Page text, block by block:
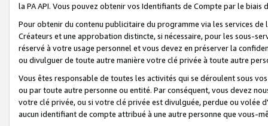
la PA API. Vous pouvez obtenir vos Identifiants de Compte par le biais
Pour obtenir du contenu publicitaire du programme via les services
Créateurs et une approbation distincte, si nécessaire, pour les sous-
réservé à votre usage personnel et vous devez en préserver la
ou divulguer de toute autre manière votre clé privée à toute autre
Vous êtes responsable de toutes les activités qui se déroulent sous
ou par toute autre personne ou entité. Par conséquent, vous devez
votre clé privée, ou si votre clé privée est divulguée, perdue ou volée
aucun identifiant de compte attribué à une autre personne que vous-